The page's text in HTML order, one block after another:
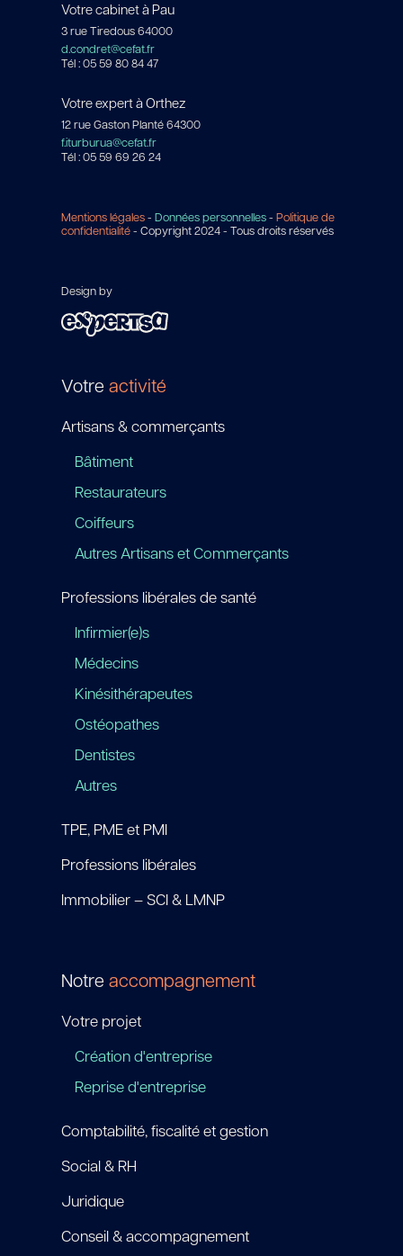
Votre cabinet à Pau
3 rue Tiredous 64000
d.condret@cefat.fr
Tél : 05 59 80 84 47
Votre expert à Orthez
12 rue Gaston Planté 64300
f.iturburua@cefat.fr
Tél : 05 59 69 26 24
Mentions légales - Données personnelles - Politique de
confidentialité - Copyright 2024 - Tous droits réservés
Design by
Votre activité
Artisans & commerçants
Bâtiment
Restaurateurs
Coiffeurs
Autres Artisans et Commerçants
Professions libérales de santé
Infirmier(e)s
Médecins
Kinésithérapeutes
Ostéopathes
Dentistes
Autres
TPE, PME et PMI
Professions libérales
Immobilier – SCI & LMNP
Notre accompagnement
Votre projet
Création d'entreprise
Reprise d'entreprise
Comptabilité, fiscalité et gestion
Social & RH
Juridique
Conseil & accompagnement